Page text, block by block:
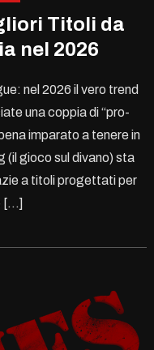
Titoli da
nel 2026
nel 2026 il vero trend
una coppia di “pro-
imparato a tenere in
(il gioco sul divano) sta
a titoli progettati per
[…]